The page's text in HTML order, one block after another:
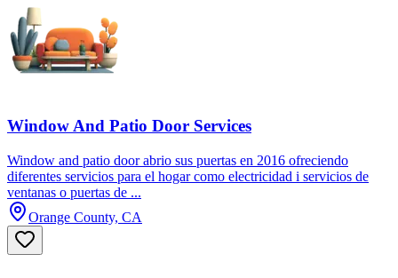
Window And Patio Door Services
Window and patio door abrio sus puertas en 2016 ofreciendo
diferentes servicios para el hogar como electricidad i servicios de
ventanas o puertas de ...
Orange County, CA